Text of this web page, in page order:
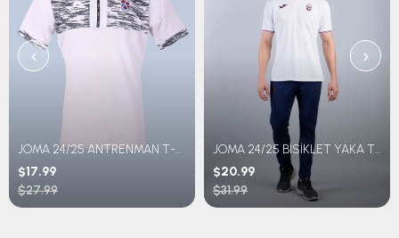
JOMA 24/25 ANTRENMAN T-SHIRT GENÇ
$17.99
$27.99
JOMA 24/25 BİSİKLET YAKA T-SHIRT
$20.99
$31.99
‹ ›